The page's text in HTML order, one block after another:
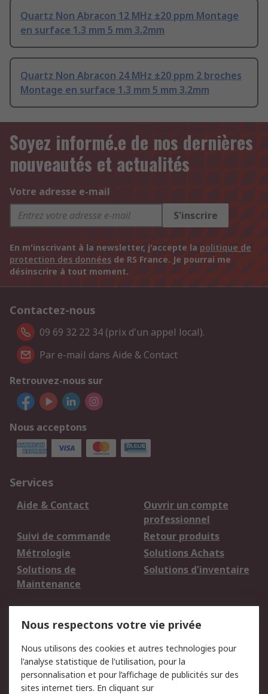
Quartz Non Abracon 12 MHz ±20 ppm Montage
en surface 1.3 mm 5 mm 3.2mm
Quartz Non Abracon 24 MHz ±20 ppm 2 broches
Montage en surface 1.3 mm 5 mm 3.2mm
Soyez informé.e de nos dernières
nouveautés et actualités
Votre adresse e-mail
S'inscrire
En m'inscrivant à la newsletter, j'accepte la politique de
protection des données de RS France. Je pourrai me
désinscrire à tout moment.
Contactez-nous
09 69 32 22 34 (prix d'un appel local).
Par e-mail dans Aide & Contact
Retrouvez-nous sur
Nous acceptons
Services
Aide & Contact
Ouvrir un compte
professionnel
Suivi de commande
Retour produits
Métrologie
Solutions Achats
Solutions de
Maintenance
Solutions d'inventaire
du site
Politique de protection
des données - Mise à
Sécurité des E-mails
Nous respectons votre vie privée
Nous utilisons des cookies et autres technologies pour
l'analyse statistique de l'utilisation, pour la
personnalisation et pour l’affichage de publicités sur des
sites internet tiers. En cliquant sur